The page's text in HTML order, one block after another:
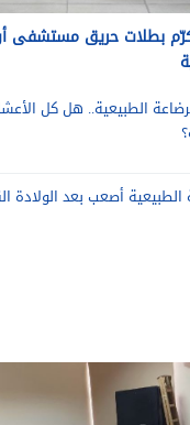
بطلات حريق مستشفى
الطبيعية.. هل كل
الطبيعية أصعب بعد الولادة